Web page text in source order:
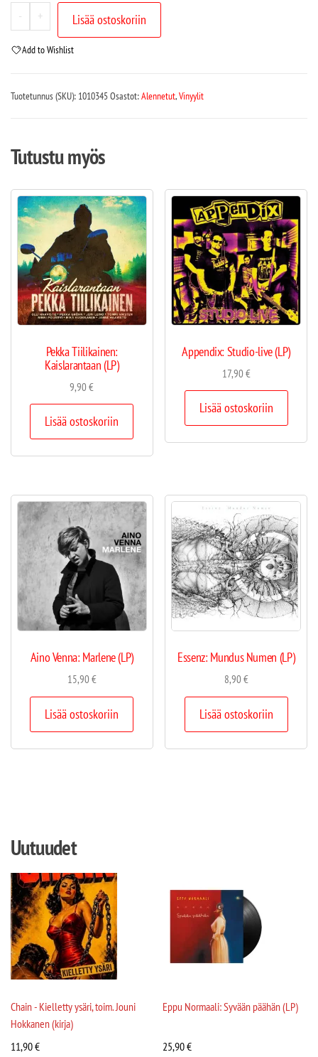
- + Lisää ostoskoriin
Add to Wishlist
Tuotetunnus (SKU): 1010345Osastot:Alennetut,Vinyylit
Tutustu myös
Pekka Tiilikainen:
Kaislarantaan (LP)
9,90€
Lisää ostoskoriin
Appendix: Studio-live (LP)
17,90€
Lisää ostoskoriin
Aino Venna: Marlene (LP)
15,90€
Lisää ostoskoriin
Essenz: Mundus Numen (LP)
8,90€
Lisää ostoskoriin
Uutuudet
Chain - Kielletty ysäri, toim. Jouni
Hokkanen (kirja)
11,90€
Eppu Normaali: Syvään päähän (LP)
25,90€